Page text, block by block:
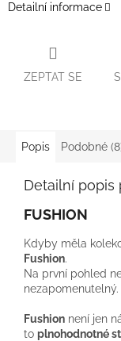
Detailní informace
ZEPTAT SE
Popis Podobné
Detailní popis
FUSHION
Kdyby měla
Fushion.
Na první pohled
nezapomenutelný.
Fushion není jen
to plnohodnotné